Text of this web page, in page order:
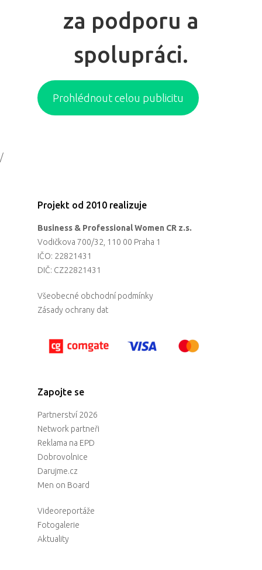
za podporu a
spolupráci.
Prohlédnout celou publicitu
/
Projekt od 2010 realizuje
Business & Professional Women CR z.s.
Vodičkova 700/32, 110 00 Praha 1
IČO: 22821431
DIČ: CZ22821431
Všeobecné obchodní podmínky
Zásady ochrany dat
Zapojte se
Partnerství 2026
Network partneři
Reklama na EPD
Dobrovolnice
Darujme.cz
Men on Board
Videoreportáže
Fotogalerie
Aktuality
Osobnosti
Dopad
Aktuality
Partneři